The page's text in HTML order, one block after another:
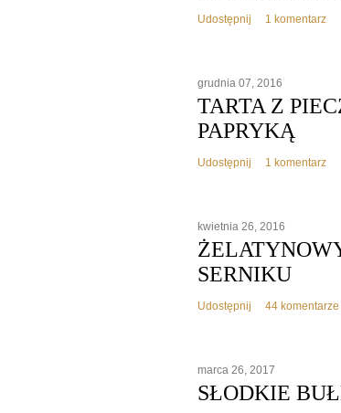
Udostępnij 1 komentarz
grudnia 07, 2016
TARTA Z
PAPRYKĄ
Udostępnij 1 komentarz
kwietnia 26, 2016
SERNIKU
Udostępnij 44 komentarze
marca 26, 2017
SŁODKIE